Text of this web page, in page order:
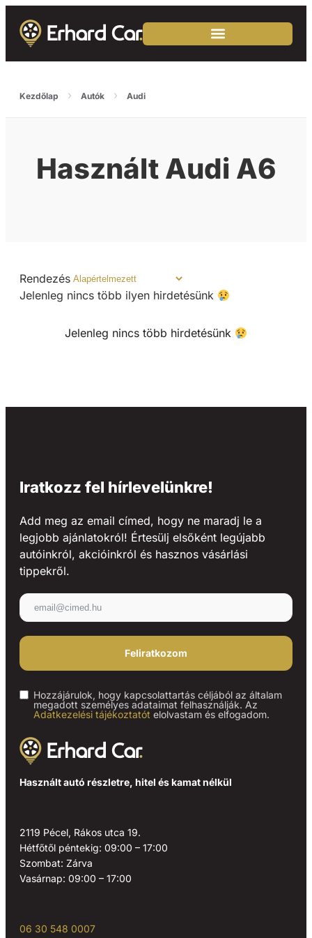
Kezdőlap › Autók › Audi
Használt Audi A6
Rendezés
Jelenleg nincs több ilyen hirdetésünk
Jelenleg nincs több hirdetésünk
Használt autó részletre, hitel és kamat nélkül
2119 Pécel, Rákos utca 19.
Hétfőtől péntekig: 09:00 – 17:00
Szombat: Zárva
Vasárnap: 09:00 – 17:00
06 30 548 0007
Iratkozz fel hírlevelünkre!
Add meg az email címed, hogy ne maradj le a
legjobb ajánlatokról! Értesülj elsőként legújabb
autóinkról, akcióinkról és hasznos vásárlási
tippekről.
Feliratkozom
Hozzájárulok, hogy kapcsolattartás céljából az általam
megadott személyes adataimat felhasználják. Az
Adatkezelési tájékoztatót elolvastam és elfogadom.